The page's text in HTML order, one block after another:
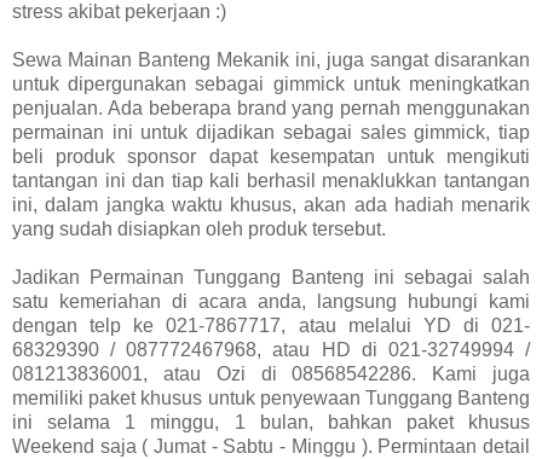
stress akibat pekerjaan :)
Sewa Mainan Banteng Mekanik ini, juga sangat disarankan
untuk dipergunakan sebagai gimmick untuk meningkatkan
penjualan. Ada beberapa brand yang pernah menggunakan
permainan ini untuk dijadikan sebagai sales gimmick, tiap
beli produk sponsor dapat kesempatan untuk mengikuti
tantangan ini dan tiap kali berhasil menaklukkan tantangan
ini, dalam jangka waktu khusus, akan ada hadiah menarik
yang sudah disiapkan oleh produk tersebut.
Jadikan Permainan Tunggang Banteng ini sebagai salah
satu kemeriahan di acara anda, langsung hubungi kami
dengan telp ke 021-7867717, atau melalui YD di 021-
68329390 / 087772467968, atau HD di 021-32749994 /
081213836001, atau Ozi di 08568542286. Kami juga
memiliki paket khusus untuk penyewaan Tunggang Banteng
ini selama 1 minggu, 1 bulan, bahkan paket khusus
Weekend saja ( Jumat - Sabtu - Minggu ). Permintaan detail